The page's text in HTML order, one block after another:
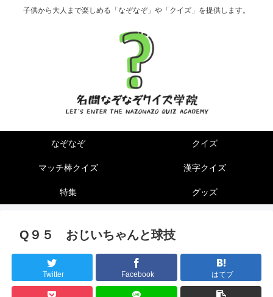
子供から大人まで楽しめる「なぞなぞ」や「クイズ」を提供します。
なぞなぞ クイズ
マッチ棒クイズ 漢字クイズ
特集 グッズ
Q９５ おじいちゃんと球技
Twitter Facebook はてブ